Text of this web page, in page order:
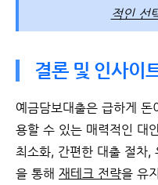
적인 선
결론 및 인사이
예금담보대출은 급하게
용할 수 있는 매력적인 대
최소화, 간편한 대출 절차,
을 통해 재테크 전략을 유